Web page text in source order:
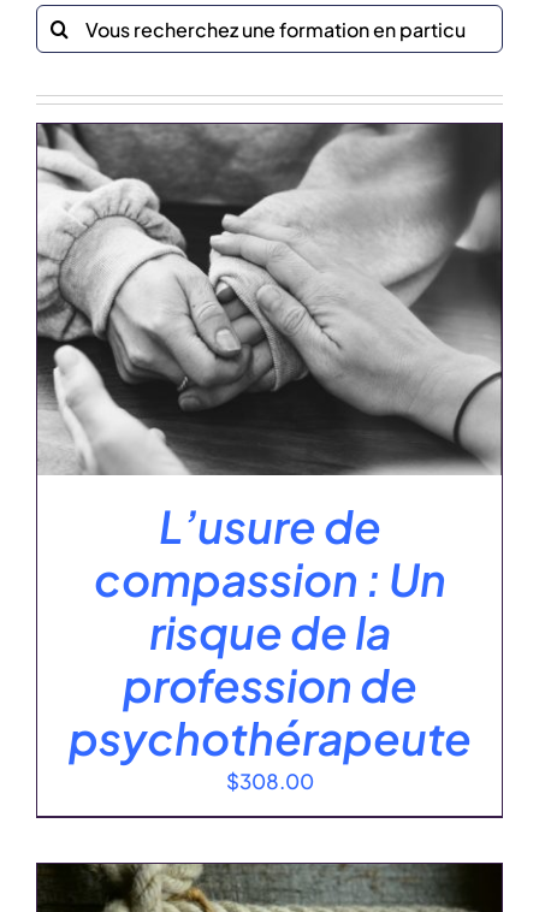
Recherche
sur
site
:
L’usure de
compassion : Un
risque de la
profession de
psychothérapeute
$308.00